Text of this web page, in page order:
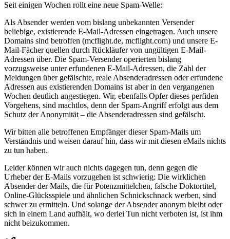
Seit einigen Wochen rollt eine neue Spam-Welle:
Als Absender werden vom bislang unbekannten Versender
beliebige, existierende E-Mail-Adressen eingetragen. Auch unsere
Domains sind betroffen (mcflight.de, mcflight.com) und unsere E-
Mail-Fächer quellen durch Rückläufer von ungültigen E-Mail-
Adressen über. Die Spam-Versender operierten bislang
vorzugsweise unter erfundenen E-Mail-Adressen, die Zahl der
Meldungen über gefälschte, reale Absenderadressen oder erfundene
Adressen aus existierenden Domains ist aber in den vergangenen
Wochen deutlich angestiegen. Wir, ebenfalls Opfer dieses perfiden
Vorgehens, sind machtlos, denn der Spam-Angriff erfolgt aus dem
Schutz der Anonymität – die Absenderadressen sind gefälscht.
Wir bitten alle betroffenen Empfänger dieser Spam-Mails um
Verständnis und weisen darauf hin, dass wir mit diesen eMails nichts
zu tun haben.
Leider können wir auch nichts dagegen tun, denn gegen die
Urheber der E-Mails vorzugehen ist schwierig: Die wirklichen
Absender der Mails, die für Potenzmittelchen, falsche Doktortitel,
Online-Glücksspiele und ähnlichen Schnickschnack werben, sind
schwer zu ermitteln. Und solange der Absender anonym bleibt oder
sich in einem Land aufhält, wo derlei Tun nicht verboten ist, ist ihm
nicht beizukommen.